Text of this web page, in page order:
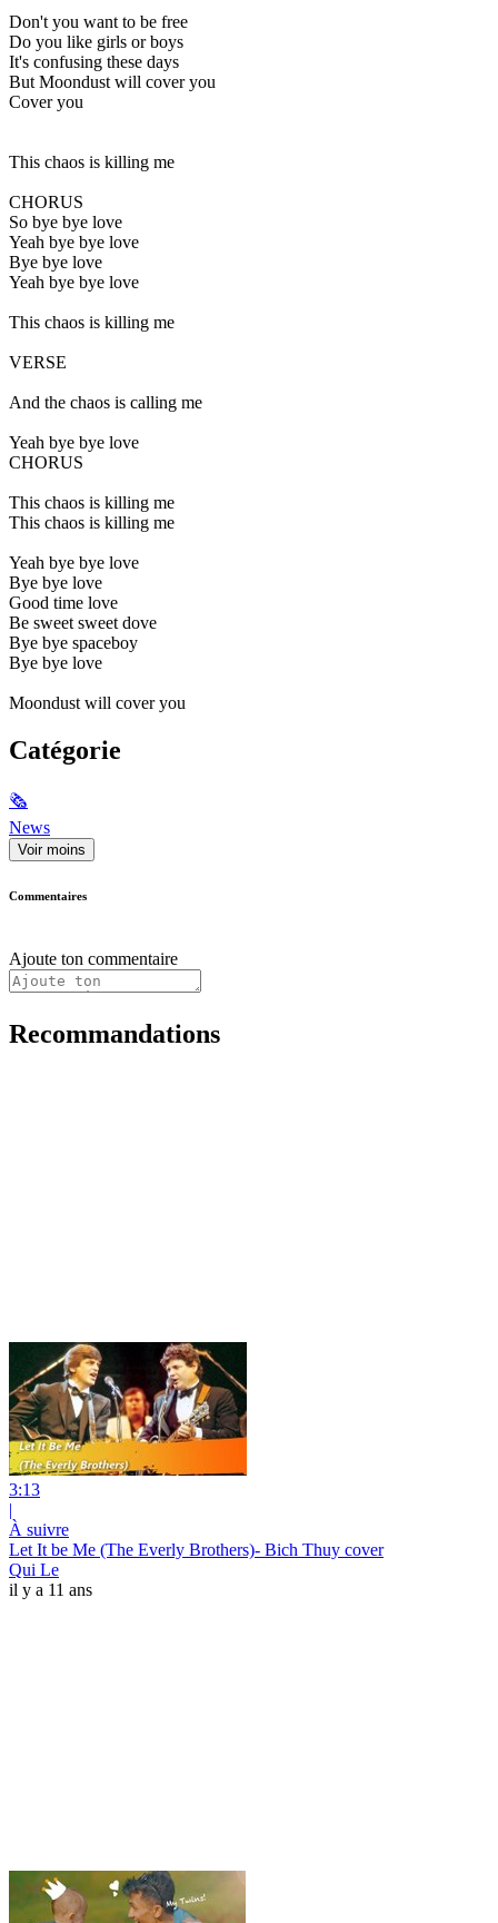
Don't you want to be free
Do you like girls or boys
It's confusing these days
But Moondust will cover you
Cover you
This chaos is killing me
CHORUS
So bye bye love
Yeah bye bye love
Bye bye love
Yeah bye bye love
This chaos is killing me
VERSE
And the chaos is calling me
Yeah bye bye love
CHORUS
This chaos is killing me
This chaos is killing me
Yeah bye bye love
Bye bye love
Good time love
Be sweet sweet dove
Bye bye spaceboy
Bye bye love
Moondust will cover you
Catégorie
🗞
News
Voir moins
Commentaires
Ajoute ton commentaire
Recommandations
3:13
|
À suivre
Let It be Me (The Everly Brothers)- Bich Thuy cover
Qui Le
il y a 11 ans